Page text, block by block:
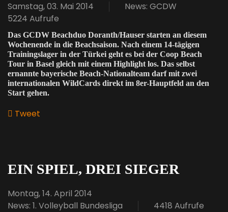
Samstag, 03. Mai 2014
News: GCDW
5224 Aufrufe
Das GCDW Beachduo Doranth/Hauser starten an diesem
Wochenende in die Beachsaison. Nach einem 14-tägigen
Trainingslager in der Türkei geht es bei der Coop Beach
Tour in Basel gleich mit einem Highlight los. Das selbst
ernannte bayerische Beach-Nationalteam darf mit zwei
internationalen WildCards direkt im 8er-Hauptfeld an den
Start gehen.
Tweet
EIN SPIEL, DREI SIEGER
Montag, 14. April 2014
News: 1. Volleyball Bundesliga
4418 Aufrufe